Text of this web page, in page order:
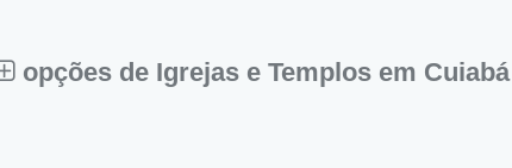
opções de Igrejas e Templos em Cuiabá